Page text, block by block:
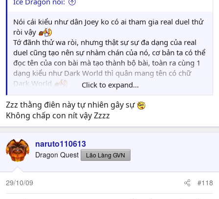
Nói cái kiểu như dân Joey ko có ai tham gia real duel thử
ròi vậy
Tớ đãnh thử wa ròi, nhưng thật sự sự đa dạng của real
duel cũng tạo nên sự nhàm chán của nó, cơ bản ta có thể
đọc tên của con bài mà tạo thành bộ bài, toàn ra cùng 1
dạng kiểu như Dark World thì quân mang tên có chữ
Dark World
À, mà ngay cả real duel thì việc thấy đối thủ úp 4 lá
spell/trap và 1 monster thì vẫn có thể đoán con đang úp
có khả năng là Jar.
Nói thật cả real duel và Joey cậu cũng ko bao h đánh = tớ
Real duel có cái hay của nó, nhưng để chơi đc nó thì phải
đầu tư nghiên cứu nhiều, phải nắm rule và nhiều loại
quân bài, cho nên ko có time thì đánh Joey vẫn dễ dàng
điệu đó tớ ko nghĩ là đánh pro nổi đâu
Click to expand...
Zzz thằng điên này tự nhiên gây sự
Không chấp con nít vậy Zzzz
naruto110613
Dragon Quest Lão Làng GVN
29/10/09 #118